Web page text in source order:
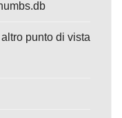
punto di vista